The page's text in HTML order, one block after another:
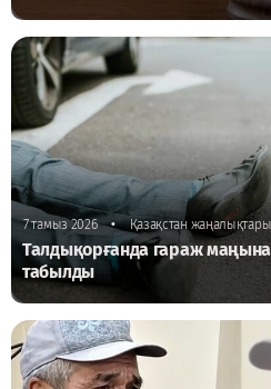
7 тамыз 2026 • Қазақстан жаңалықтары
Талдықорғанда гараж
табылды